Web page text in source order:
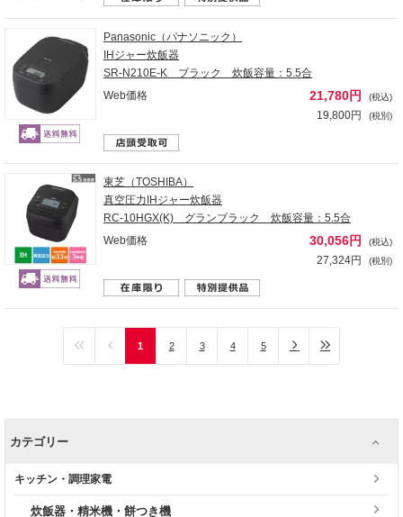
Panasonic（パナソニック）
IHジャー炊飯器
SR-N210E-K ブラック 炊飯容量：5.5合
Web価格
21,780円 (税込)
19,800円 (税別)
東芝（TOSHIBA）
真空圧力IHジャー炊飯器
RC-10HGX(K) グランブラック 炊飯容量：5.5合
Web価格
30,056円 (税込)
27,324円 (税別)
1 2 3 4 5
カテゴリー
キッチン・調理家電
炊飯器・精米機・餅つき機